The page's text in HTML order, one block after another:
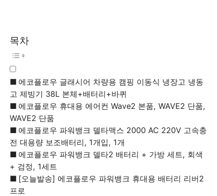
목차
에코플로우 글래시어 차량용 캠핑 이동식 냉장고 냉동
고 제빙기 38L 본체+배터리+바퀴
에코플로우 휴대용 에어컨 Wave2 본품, WAVE2 단품,
WAVE2 단품
에코플로우 파워뱅크 델타맥스 2000 AC 220V 고속충
전 대용량 보조배터리, 1개입, 1개
에코플로우 파워뱅크 델타2 배터리 + 가방 세트, 회색
+ 검정, 1세트
[오늘발송] 에코플로우 파워뱅크 휴대용 배터리 리버2
프로